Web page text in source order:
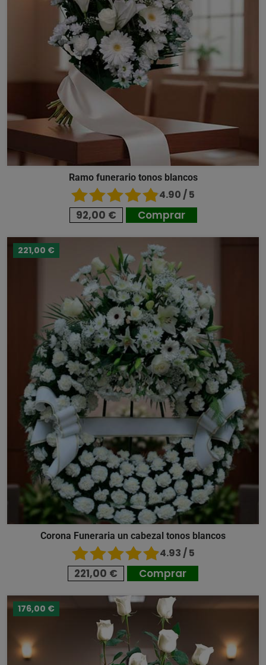
Ramo funerario tonos blancos
4.90 / 5
92,00 € Comprar
221,00 €
Corona Funeraria un cabezal tonos blancos
4.93 / 5
221,00 € Comprar
176,00 €